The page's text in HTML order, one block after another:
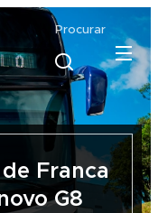
Procurar
Franca
G8